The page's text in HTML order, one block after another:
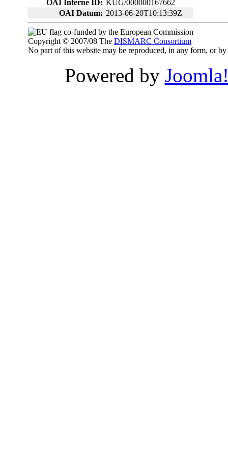
OAI Interne ID: KUG/000000167662
OAI Datum: 2013-06-20T10:13:39Z
co-funded by the European Commission
Copyright © 2007/08 The DISMARC Consortium
No part of this website may be reproduced, in any form, or
Powered by